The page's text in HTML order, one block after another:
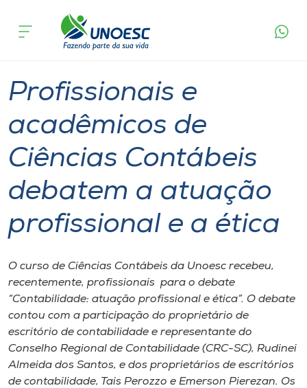
Cursos
Atendimento ao Estudante
Portal de Ensino
A
Internacionalização
I.nova
Diplomados
acontece
ética
Profissionais e
acadêmicos de
Ciências Contábeis
debatem a atuação
profissional e a ética
O curso de Ciências Contábeis da Unoesc recebeu,
recentemente, profissionais para o debate
“Contabilidade: atuação profissional e ética”. O debate
contou com a participação do proprietário de
escritório de contabilidade e representante do
Conselho Regional de Contabilidade (CRC-SC), Rudinei
Almeida dos Santos, e dos proprietários de escritórios
de contabilidade, Tais Perozzo e Emerson Pierezan. Os